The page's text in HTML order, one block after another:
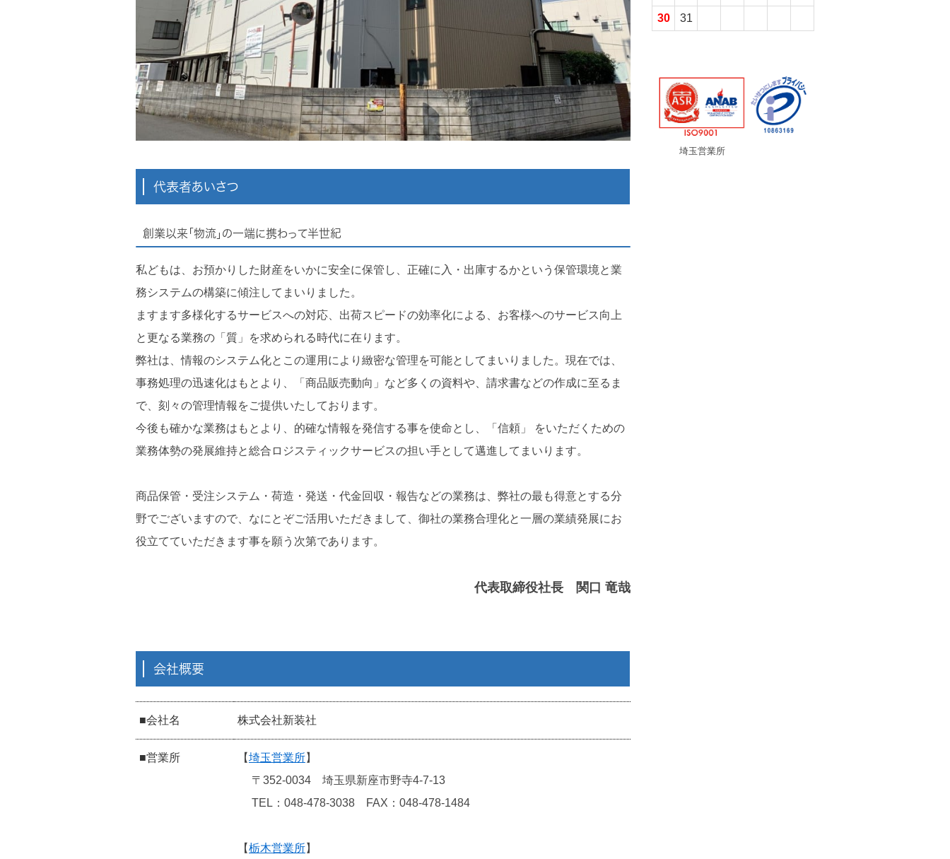
代表者あいさつ
創業以来「物流」の一端に携わって半世紀
私どもは、お預かりした財産をいかに安全に保管し、正確に入・出庫するかという保管環境と業
務システムの構築に傾注してまいりました。
ますます多様化するサービスへの対応、出荷スピードの効率化による、お客様へのサービス向上
と更なる業務の「質」を求められる時代に在ります。
弊社は、情報のシステム化とこの運用により緻密な管理を可能としてまいりました。現在では、
事務処理の迅速化はもとより、「商品販売動向」など多くの資料や、請求書などの作成に至るま
で、刻々の管理情報をご提供いたしております。
今後も確かな業務はもとより、的確な情報を発信する事を使命とし、「信頼」 をいただくための
業務体勢の発展維持と総合ロジスティックサービスの担い手として邁進してまいります。
商品保管・受注システム・荷造・発送・代金回収・報告などの業務は、弊社の最も得意とする分
野でございますので、なにとぞご活用いただきまして、御社の業務合理化と一層の業績発展にお
役立てていただきます事を願う次第であります。
代表取締役社長 関口 竜哉
会社概要
■会社名 株式会社新装社
■営業所 【埼玉営業所】
〒352-0034 埼玉県新座市野寺4-7-13
TEL：048-478-3038 FAX：048-478-1484
【栃木営業所】
30 31
埼玉営業所